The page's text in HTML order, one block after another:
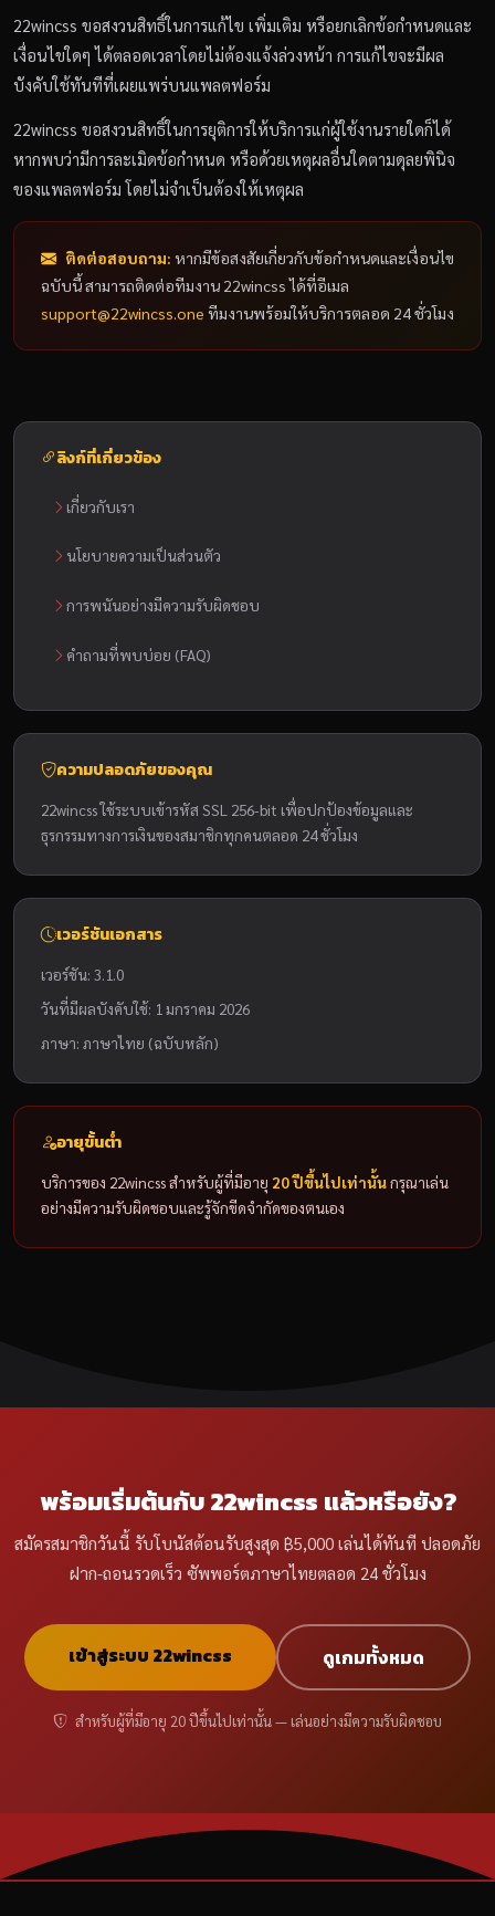
22wincss ขอสงวนสิทธิ์ในการแก้ไข เพิ่มเติม หรือยกเลิกข้อกำหนดและ
เงื่อนไขใดๆ ได้ตลอดเวลาโดยไม่ต้องแจ้งล่วงหน้า การแก้ไขจะมีผล
บังคับใช้ทันทีที่เผยแพร่บนแพลตฟอร์ม
22wincss ขอสงวนสิทธิ์ในการยุติการให้บริการแก่ผู้ใช้งานรายใดก็ได้
หากพบว่ามีการละเมิดข้อกำหนด หรือด้วยเหตุผลอื่นใดตามดุลยพินิจ
ของแพลตฟอร์ม โดยไม่จำเป็นต้องให้เหตุผล
ติดต่อสอบถาม: หากมีข้อสงสัยเกี่ยวกับข้อกำหนดและเงื่อนไข
ฉบับนี้ สามารถติดต่อทีมงาน 22wincss ได้ที่อีเมล
support@22wincss.one ทีมงานพร้อมให้บริการตลอด 24 ชั่วโมง
ลิงก์ที่เกี่ยวข้อง
เกี่ยวกับเรา
นโยบายความเป็นส่วนตัว
การพนันอย่างมีความรับผิดชอบ
คำถามที่พบบ่อย (FAQ)
ความปลอดภัยของคุณ
22wincss ใช้ระบบเข้ารหัส SSL 256-bit เพื่อปกป้องข้อมูลและ
ธุรกรรมทางการเงินของสมาชิกทุกคนตลอด 24 ชั่วโมง
เวอร์ชันเอกสาร
เวอร์ชัน: 3.1.0
วันที่มีผลบังคับใช้: 1 มกราคม 2026
ภาษา: ภาษาไทย (ฉบับหลัก)
อายุขั้นต่ำ
บริการของ 22wincss สำหรับผู้ที่มีอายุ 20 ปีขึ้นไปเท่านั้นกรุณาเล่น
อย่างมีความรับผิดชอบและรู้จักขีดจำกัดของตนเอง
พร้อมเริ่มต้นกับ 22wincss แล้วหรือยัง?
สมัครสมาชิกวันนี้ รับโบนัสต้อนรับสูงสุด ฿5,000 เล่นได้ทันที ปลอดภัย
ฝาก-ถอนรวดเร็ว ซัพพอร์ตภาษาไทยตลอด 24 ชั่วโมง
เข้าสู่ระบบ 22wincss ดูเกมทั้งหมด
สำหรับผู้ที่มีอายุ 20 ปีขึ้นไปเท่านั้น — เล่นอย่างมีความรับผิดชอบ